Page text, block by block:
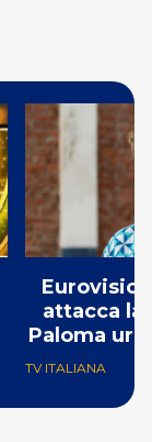
attacca la
Paloma
TV ITALIANA